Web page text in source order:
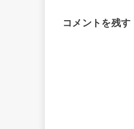
コメントを残す